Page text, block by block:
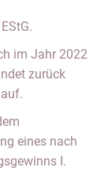
im Jahr 2022
zurück
eines nach
I.